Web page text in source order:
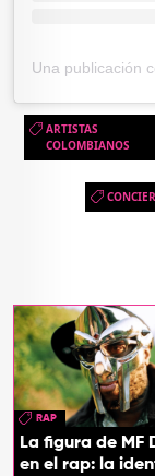
ARTISTAS
COLOMBIANOS
RAP
La figura de MF
en el rap: la